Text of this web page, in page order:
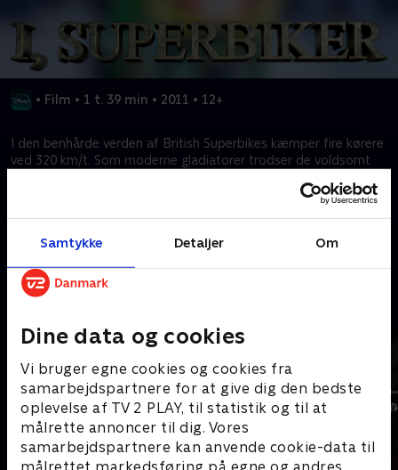
Samtykke Detaljer Om
Dine data og cookies
Vi bruger egne cookies og cookies fra
samarbejdspartnere for at give dig den bedste
oplevelse af TV 2 PLAY, til statistik og til at
målrette annoncer til dig. Vores
samarbejdspartnere kan anvende cookie-data til
• Film • 1 t. 39 min • 2011 • 12+
I den benhårde verden af British Superbikes kæmper fire kørere
ved 320 km/t. Som moderne gladiatorer trodser de voldsomt
Kræver tilkøb